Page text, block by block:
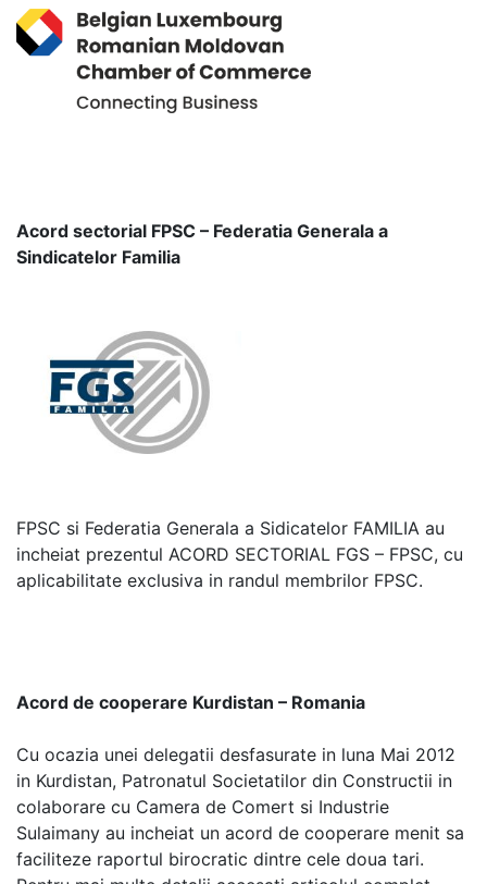
Acord sectorial FPSC – Federatia Generala a
Sindicatelor Familia
FPSC si Federatia Generala a Sidicatelor FAMILIA au
incheiat prezentul ACORD SECTORIAL FGS – FPSC, cu
aplicabilitate exclusiva in randul membrilor FPSC.
Acord de cooperare Kurdistan – Romania
Cu ocazia unei delegatii desfasurate in luna Mai 2012
in Kurdistan, Patronatul Societatilor din Constructii in
colaborare cu Camera de Comert si Industrie
Sulaimany au incheiat un acord de cooperare menit sa
faciliteze raportul birocratic dintre cele doua tari.